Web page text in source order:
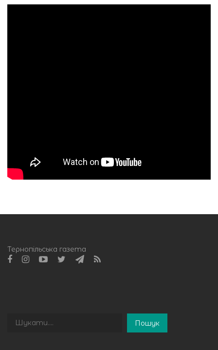
Тернопільська газета
Пошук
Пошук